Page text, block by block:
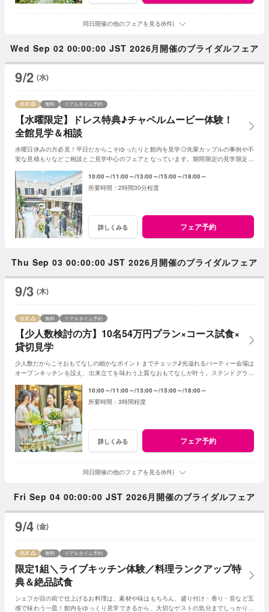
同日開催の他のフェアを見る(6件)
Wed Sep 02 00:00:00 JST 2026月開催のブライダルフェア
9/2 (水)
【水曜限定】ドレス特典♪チャペルムービー体験！
全館見学＆相談
残席 無料 リアルタイム予約
水曜日休みの方必見！平日だからこそゆったりと館内を見学◎先輩カップルの事例や不
安な見積もりなどご相談とご見学中心のフェアとなっています。期間限定の見学限定特
10:00～ 11:00～ 13:00～ 15:00～ 18:00～
2時間30分程度
詳しくみる フェア予約
Thu Sep 03 00:00:00 JST 2026月開催のブライダルフェア
9/3 (木)
【少人数検討の方】10名54万円プラン×コース試食×
貸切見学
残席 無料 リアルタイム予約
少人数だからこそおもてなしの細かなポイントまでチェック♪光溢れるパーティー会場は
オープンキッチンを設え、出来立てを味わう上質なおもてなしが叶う。ステンドグラス
10:00～ 11:00～ 13:00～ 15:00～ 18:00～
3時間程度
詳しくみる フェア予約
同日開催の他のフェアを見る(6件)
Fri Sep 04 00:00:00 JST 2026月開催のブライダルフェア
9/4 (金)
限定1組＼ライブキッチン体験／料理ランクアップ特
典＆絶品試食
残席 無料 リアルタイム予約
シェフが目の前で仕上げるお料理は、素材や味はもちろん、盛り付け・香り・音など五
感で味わう一皿！館内をゆっくり見学できるから、大切なゲストの気分までしっかりイ